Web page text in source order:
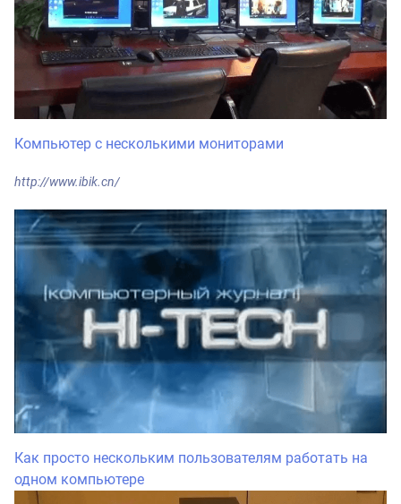
Компьютер с несколькими мониторами
http://www.ibik.cn/
Как просто нескольким пользователям работать на
одном компьютере